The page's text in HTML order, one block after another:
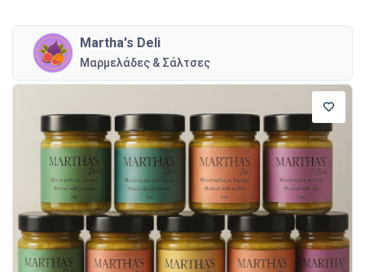
Martha's Deli
Μαρμελάδες & Σάλτσες